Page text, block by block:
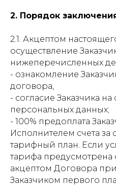
2. Порядок
2.1. Акцептом
осуществление
нижеперечисленных
- ознакомление
договора,
- согласие Заказчика на
персональных данных;
- 100% предоплата
Исполнителем счета за
тарифный план. Если
тарифа предусмотрена
акцептом Договора
Заказчиком первого